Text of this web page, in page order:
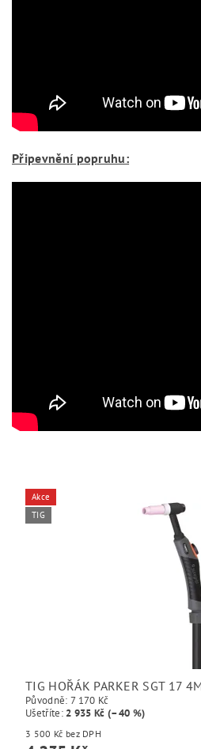
Připevnění popruhu:
Akce
TIG
TIG HOŘÁK PARKER SGT 17
Původně: 7 170 Kč
Ušetříte: 2 935 Kč (–40 %)
3 500 Kč bez DPH